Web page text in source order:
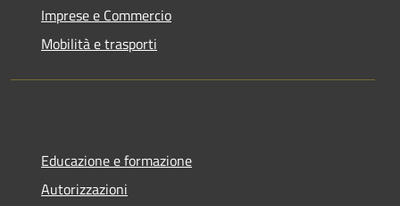
Imprese e Commercio
Mobilità e trasporti
Educazione e formazione
Autorizzazioni